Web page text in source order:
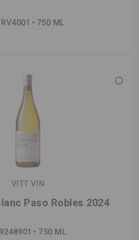
750 ML
VITT VIN
Paso Robles 2024
750 ML